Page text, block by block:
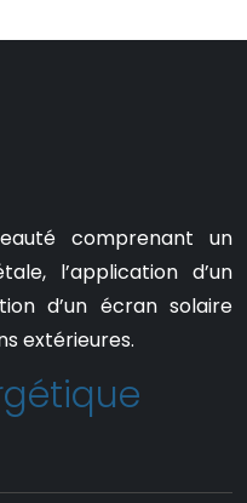
comprenant un
l’application d’un
d’un écran solaire
extérieures.